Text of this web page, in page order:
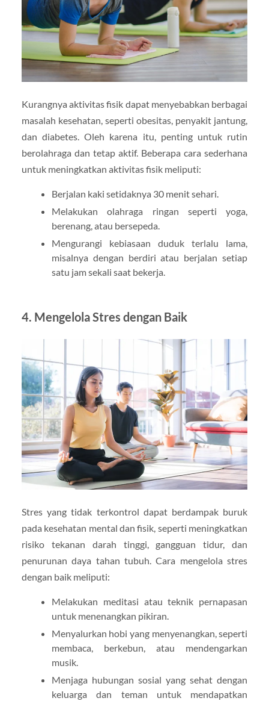
Kurangnya aktivitas fisik dapat menyebabkan berbagai
masalah kesehatan, seperti obesitas, penyakit jantung,
dan diabetes. Oleh karena itu, penting untuk rutin
berolahraga dan tetap aktif. Beberapa cara sederhana
untuk meningkatkan aktivitas fisik meliputi:
Berjalan kaki setidaknya 30 menit sehari.
Melakukan olahraga ringan seperti yoga,
berenang, atau bersepeda.
Mengurangi kebiasaan duduk terlalu lama,
misalnya dengan berdiri atau berjalan setiap
satu jam sekali saat bekerja.
4. Mengelola Stres dengan Baik
Stres yang tidak terkontrol dapat berdampak buruk
pada kesehatan mental dan fisik, seperti meningkatkan
risiko tekanan darah tinggi, gangguan tidur, dan
penurunan daya tahan tubuh. Cara mengelola stres
dengan baik meliputi:
Melakukan meditasi atau teknik pernapasan
untuk menenangkan pikiran.
Menyalurkan hobi yang menyenangkan, seperti
membaca, berkebun, atau mendengarkan
musik.
Menjaga hubungan sosial yang sehat dengan
keluarga dan teman untuk mendapatkan